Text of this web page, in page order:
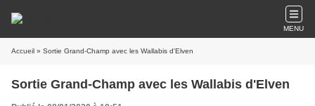
MENU
Accueil » Sortie Grand-Champ avec les Wallabis d'Elven
Sortie Grand-Champ avec les Wallabis d'Elven